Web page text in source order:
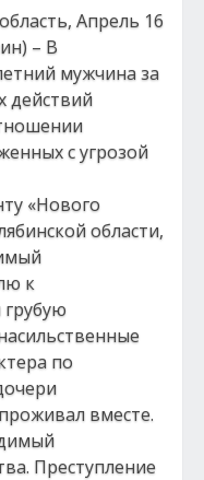
Апрель 16
– В
мужчина за
действий
с угрозой
«Нового
области,
к
по
вместе.
Преступление